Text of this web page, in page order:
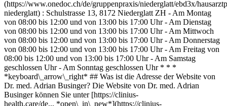
(https://www.onedoc.ch/de/gruppenpraxis/niederglatt/ebd3x/
niederglatt) : Schulstrasse 13, 8172 Niederglatt ZH - Am Montag
von 08:00 bis 12:00 und von 13:00 bis 17:00 Uhr - Am Dienstag
von 08:00 bis 12:00 und von 13:00 bis 17:00 Uhr - Am Mittwoch
von 08:00 bis 12:00 und von 13:00 bis 17:00 Uhr - Am Donnerstag
von 08:00 bis 12:00 und von 13:00 bis 17:00 Uhr - Am Freitag von
08:00 bis 12:00 und von 13:00 bis 17:00 Uhr - Am Samstag
geschlossen Uhr - Am Sonntag geschlossen Uhr * * *
*keyboard\_arrow\_right* ## Was ist die Adresse der Website von
Dr. med. Adrian Businger? Die Website von Dr. med. Adrian
Businger können Sie unter [https://clinius-
health.care/de... *open\_in\_new*](https://clinius-